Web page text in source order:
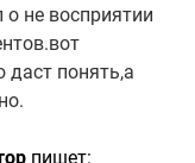
не восприятии
даст понять,а
пишет: